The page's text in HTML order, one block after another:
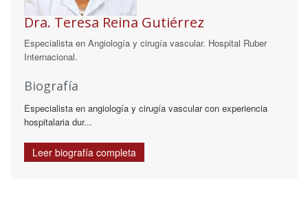
Dra. Teresa Reina Gutiérrez
Especialista en Angiología y cirugía vascular. Hospital Ruber
Internacional.
Biografía
Especialista en angiología y cirugía vascular con experiencia
hospitalaria dur...
Leer biografía completa